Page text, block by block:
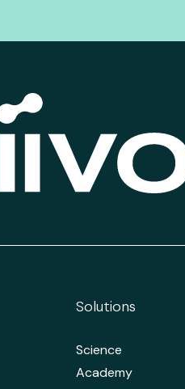
Solutions
Science
Academy